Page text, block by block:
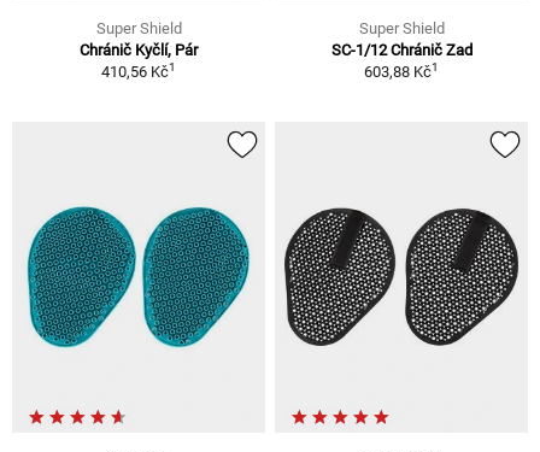
Super Shield
Chránič Kyčlí, Pár
410,56 Kč1
Super Shield
SC-1/12 Chránič Zad
603,88 Kč1